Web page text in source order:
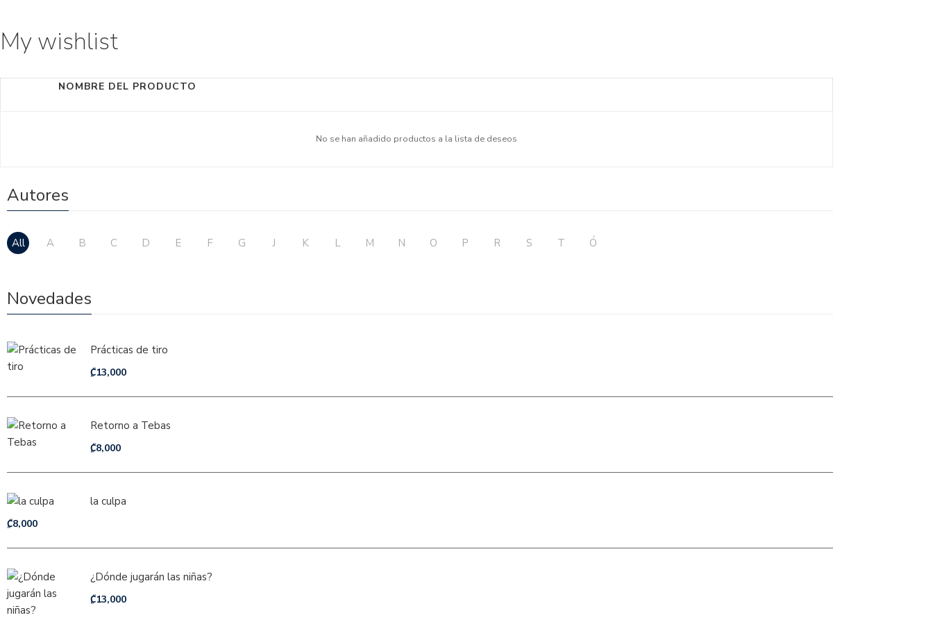
My wishlist
NOMBRE DEL PRODUCTO
No se han añadido productos a la lista de deseos
Autores
All A B C D E F G J K L M N O P R S T Ó
Novedades
Prácticas de tiro
₡13,000
Retorno a Tebas
₡8,000
la culpa
₡8,000
¿Dónde jugarán las niñas?
₡13,000